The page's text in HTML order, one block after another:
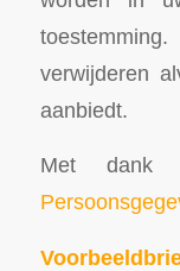
verwijderen
aanbiedt.
Met dank